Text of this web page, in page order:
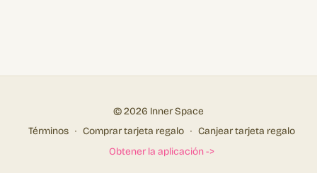
© 2026 Inner Space
Términos ∙ Comprar tarjeta regalo ∙ Canjear tarjeta regalo
Obtener la aplicación ->